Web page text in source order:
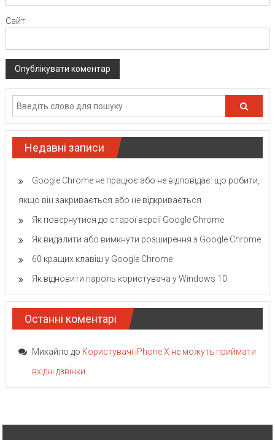
Сайт
Недавні записи
Google Chrome не працює або не відповідає: що робити,
якщо він закривається або не відкривається
Як повернутися до старої версії Google Chrome
Як видалити або вимкнути розширення з Google Chrome
60 кращих клавіш у Google Chrome
Як відновити пароль користувача у Windows 10
Останні коментарі
Михайло до Користувачі iPhone X не можуть приймати
вхідні дзвінки